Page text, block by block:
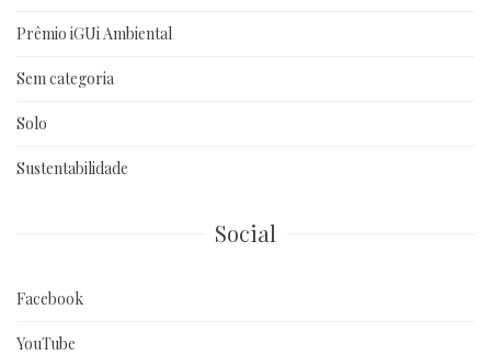
Prêmio iGUi Ambiental
Sem categoria
Solo
Sustentabilidade
Social
Facebook
YouTube